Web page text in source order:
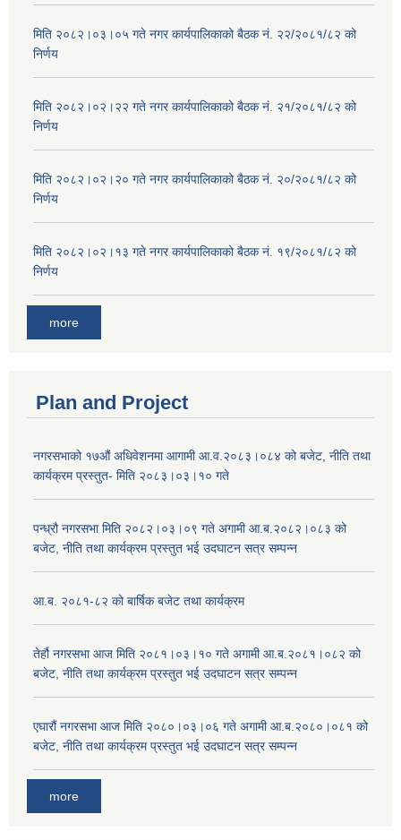
मिति २०८२।०३।०५ गते नगर कार्यपालिकाको बैठक नं. २२/२०८१/८२ को
निर्णय
मिति २०८२।०२।२२ गते नगर कार्यपालिकाको बैठक नं. २१/२०८१/८२ को
निर्णय
मिति २०८२।०२।२० गते नगर कार्यपालिकाको बैठक नं. २०/२०८१/८२ को
निर्णय
मिति २०८२।०२।१३ गते नगर कार्यपालिकाको बैठक नं. १९/२०८१/८२ को
निर्णय
more
Plan and Project
नगरसभाको १७औं अधिवेशनमा आगामी आ.व.२०८३।०८४ को बजेट, नीति तथा
कार्यक्रम प्रस्तुत- मिति २०८३।०३।१० गते
पन्ध्रौ नगरसभा मिति २०८२।०३।०९ गते अगामी आ.ब.२०८२।०८३ को
बजेट, नीति तथा कार्यक्रम प्रस्तुत भई उदघाटन सत्र सम्पन्न
आ.ब. २०८१-८२ को बार्षिक बजेट तथा कार्यक्रम
तेर्हौ नगरसभा आज मिति २०८१।०३।१० गते अगामी आ.ब.२०८१।०८२ को
बजेट, नीति तथा कार्यक्रम प्रस्तुत भई उदघाटन सत्र सम्पन्न
एघारौं नगरसभा आज मिति २०८०।०३।०६ गते अगामी आ.ब.२०८०।०८१ को
बजेट, नीति तथा कार्यक्रम प्रस्तुत भई उदघाटन सत्र सम्पन्न
more